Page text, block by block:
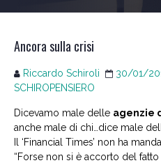
Ancora sulla crisi
Riccardo Schiroli 30/01/
SCHIROPENSIERO
Dicevamo male delle agenzie
anche male di chi…dice male
Il ‘Financial Times’ non ha
“Forse non si è accorto del